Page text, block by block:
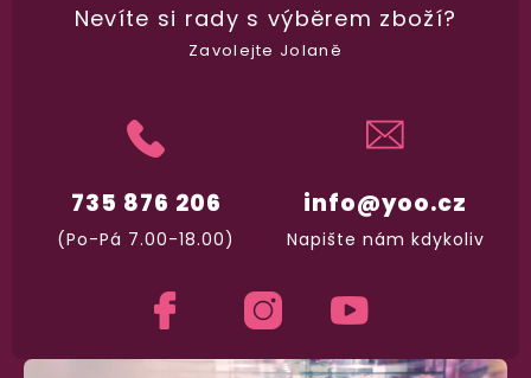
Na rychlosti záleží! Vše důležité máme
a okamžitě odesíláme.
Garance vrácení peněz
Máte
info@yoo.cz
Napište nám kdykoliv
735 876 206
(Po-Pá 7.00-18.00)
Nevíte si rady s výběrem zboží?
Zavolejte Jolaně